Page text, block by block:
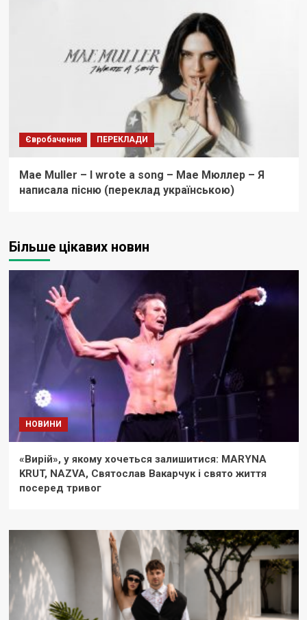
Євробачення ПЕРЕКЛАДИ
Mae Muller – I wrote a song – Мае Мюллер – Я
написала пісню (переклад українською)
Більше цікавих новин
НОВИНИ
«Вирій», у якому хочеться залишитися: MARYNA
KRUT, NAZVA, Святослав Вакарчук і свято життя
посеред тривог